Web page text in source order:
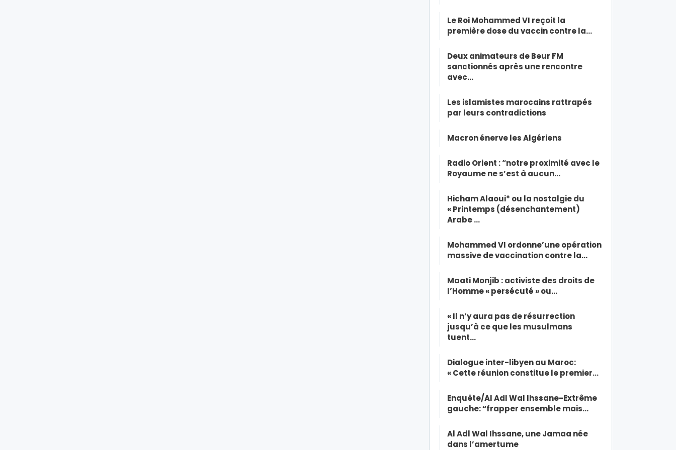
Le Roi Mohammed VI reçoit la
première dose du vaccin contre la…
Deux animateurs de Beur FM
sanctionnés après une rencontre
avec…
Les islamistes marocains rattrapés
par leurs contradictions
Macron énerve les Algériens
Radio Orient : “notre proximité avec le
Royaume ne s’est à aucun…
Hicham Alaoui* ou la nostalgie du
« Printemps (désenchantement)
Arabe …
Mohammed VI ordonne’une opération
massive de vaccination contre la…
Maati Monjib : activiste des droits de
l’Homme « persécuté » ou…
« Il n’y aura pas de résurrection
jusqu’à ce que les musulmans
tuent…
Dialogue inter-libyen au Maroc:
« Cette réunion constitue le premier…
Enquête/Al Adl Wal Ihssane-Extrême
gauche: “frapper ensemble mais…
Al Adl Wal Ihssane, une Jamaa née
dans l’amertume